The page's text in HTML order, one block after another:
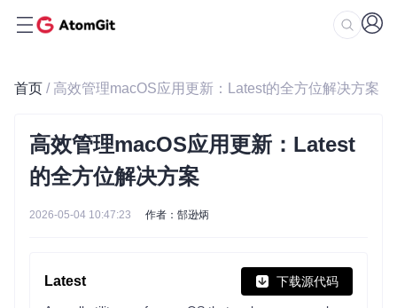
首页 / 高效管理macOS应用更新：Latest的全方位解决方案
高效管理macOS应用更新：Latest
的全方位解决方案
2026-05-04 10:47:23 作者：郜逊炳
Latest 下载源代码